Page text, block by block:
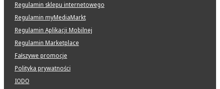
Regulamin sklepu internetowego
Regulamin myMediaMarkt
Regulamin Aplikacji Mobilnej
Regulamin Marketplace
Fałszywe promocje
Polityka prywatności
IODO